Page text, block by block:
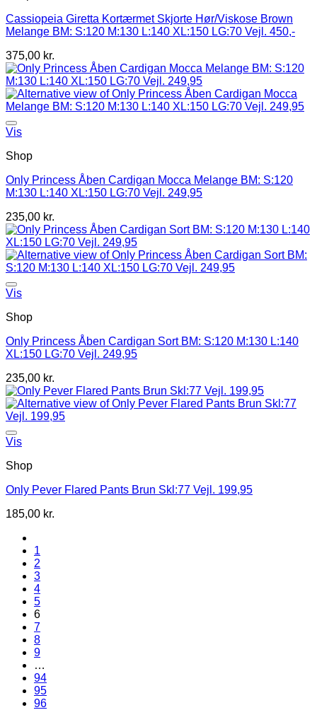
Cassiopeia Giretta Kortærmet Skjorte Hør/Viskose Brown
Melange BM: S:120 M:130 L:140 XL:150 LG:70 Vejl. 450,-
375,00 kr.
Vis
Shop
Only Princess Åben Cardigan Mocca Melange BM: S:120
M:130 L:140 XL:150 LG:70 Vejl. 249,95
235,00 kr.
Vis
Shop
Only Princess Åben Cardigan Sort BM: S:120 M:130 L:140
XL:150 LG:70 Vejl. 249,95
235,00 kr.
Vis
Shop
Only Pever Flared Pants Brun Skl:77 Vejl. 199,95
185,00 kr.
1
2
3
4
5
6
7
8
9
…
94
95
96